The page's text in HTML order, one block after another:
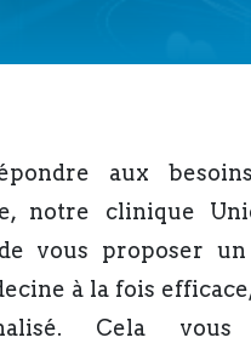
aux
notre clinique
vous proposer
à la fois
Cela vous